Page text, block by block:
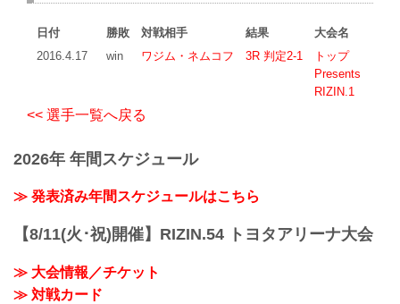
日付 勝敗 対戦相手 結果
大会名
2016.4.17
win ワジム・ネムコフ 3R 判定2-1
トップ
Presents
RIZIN.1
<< 選手一覧へ戻る
2026年 年間スケジュール
≫ 発表済み年間スケジュールはこちら
【8/11(火･祝)開催】RIZIN.54 トヨタアリーナ大会
≫ 大会情報／チケット
≫ 対戦カード